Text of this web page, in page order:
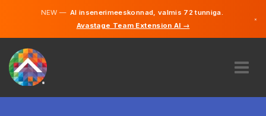
NEW —AI insenerimeeskonnad, valmis 72 tunniga.
Avastage Team Extension AI →
×